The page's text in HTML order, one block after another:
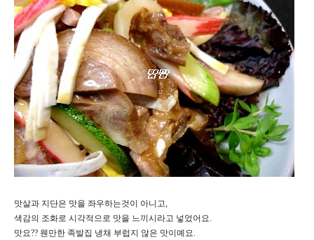
맛살과 지단은 맛을 좌우하는것이 아니고,
색감의 조화로 시각적으로 맛을 느끼시라고 넣었어요.
맛요?? 웬만한 족발집 냉채 부럽지 않은 맛이예요.